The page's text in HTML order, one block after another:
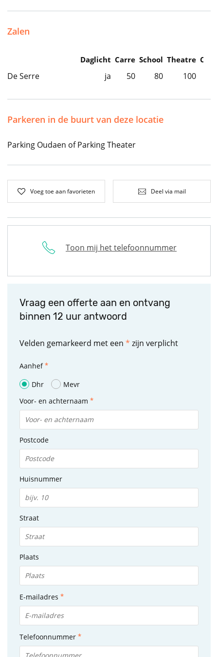
Zalen
Daglicht Carre School Theatre
De Serre ja 50 80 100
Parkeren in de buurt van deze locatie
Parking Oudaen of Parking Theater
Voeg toe aan favorieten Deel via mail
Toon mij het telefoonnummer
Vraag een offerte aan en ontvang
binnen 12 uur antwoord
Velden gemarkeerd met een * zijn verplicht
Aanhef
Dhr
Mevr
Voor- en achternaam
Postcode
Huisnummer
Straat
Plaats
E-mailadres
Telefoonnummer